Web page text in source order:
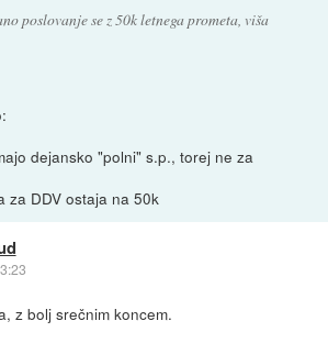
poslovanje se z 50k letnega prometa, viša
dejansko "polni" s.p., torej ne za
za DDV ostaja na 50k
z bolj srečnim koncem.